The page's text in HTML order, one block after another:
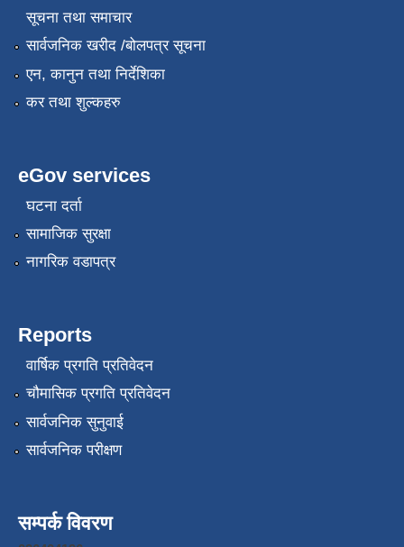
सूचना तथा समाचार
सार्वजनिक खरीद /बोलपत्र सूचना
एन, कानुन तथा निर्देशिका
कर तथा शुल्कहरु
eGov services
घटना दर्ता
सामाजिक सुरक्षा
नागरिक वडापत्र
Reports
वार्षिक प्रगति प्रतिवेदन
चौमासिक प्रगति प्रतिवेदन
सार्वजनिक सुनुवाई
सार्वजनिक परीक्षण
सम्पर्क विवरण